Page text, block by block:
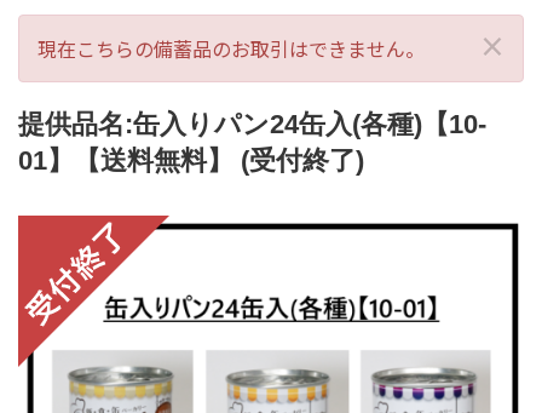
×
現在こちらの備蓄品のお取引はできません。
提供品名:缶入りパン24缶入(各種)【10-
01】【送料無料】 (受付終了)